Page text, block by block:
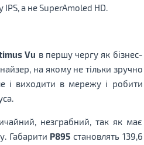
а не SuperAmoled HD.
Vu в першу чергу як бізнес-
на якому не тільки зручно
і виходити в мережу і робити
незграбний, так як має
Габарити P895 становлять 139,6